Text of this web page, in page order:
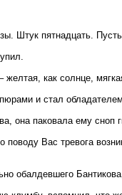
Штук пятнадцать.
как солнце,
и стал
она паковала ему
поводу Вас тревога
обалдевшего